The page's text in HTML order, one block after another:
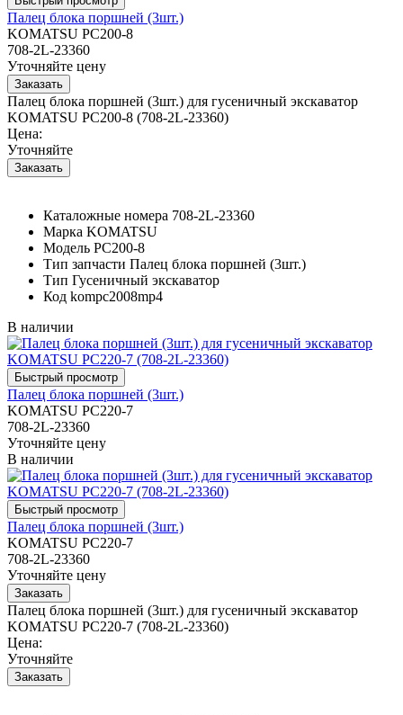
Палец блока поршней (3шт.)
KOMATSU PC200-8
708-2L-23360
Уточняйте цену
Палец блока поршней (3шт.) для гусеничный экскаватор
KOMATSU PC200-8 (708-2L-23360)
Цена:
Уточняйте
Каталожные номера 708-2L-23360
Марка KOMATSU
Модель PC200-8
Тип запчасти Палец блока поршней (3шт.)
Тип Гусеничный экскаватор
Код kompc2008mp4
В наличии
Палец блока поршней (3шт.)
KOMATSU PC220-7
708-2L-23360
Уточняйте цену
В наличии
Палец блока поршней (3шт.)
KOMATSU PC220-7
708-2L-23360
Уточняйте цену
Палец блока поршней (3шт.) для гусеничный экскаватор
KOMATSU PC220-7 (708-2L-23360)
Цена:
Уточняйте